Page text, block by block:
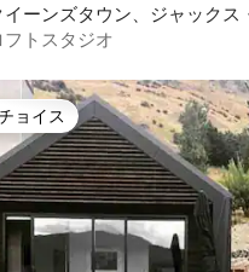
ーンズタウン、ジャックス
トスイート
トスタジオ
ストチョイスです。
ョイス